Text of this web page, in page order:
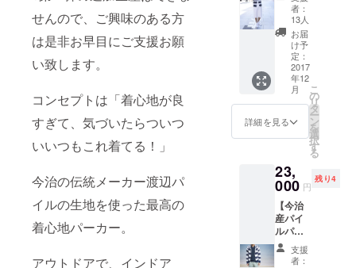
せんので、ご興味のある方
は是非お早目にご支援お願
い致します。
コンセプトは「着心地が良
すぎて、気づいたらついつ
いいつもこれ着てる！」
今治の伝統メーカー渡辺パ
イルの生地を使った最高の
着心地パーカー。
アウトドアで、インドア
いのが
特徴の
ホテル
で使用
される
ものと
同等な
今治タ
オルで
す。
ふわ感
が
ずーっ
と続き
ます！
での交
通費や
宿泊費
はご自
身での
負担に
なりま
す。 ・
場所や
時間等
プロ
ジェク
後に別
途メー
ルにて
ご案内
致しま
（サイ
ズM）
＋御礼
の手
紙】 ※
送料・
税込 ・
ラー：
ネイ
ビー×オ
素材：
綿
100%
・サイ
ズ：
M
者：
13人
お届
け予
定：
2017
年12
月
詳細を見る
こ
の
リ
タ
ー
ン
を
選
択
す
る
23,
000 円
残り4
【今治
産パイ
ルパー
カー
（サイ
支援
者：